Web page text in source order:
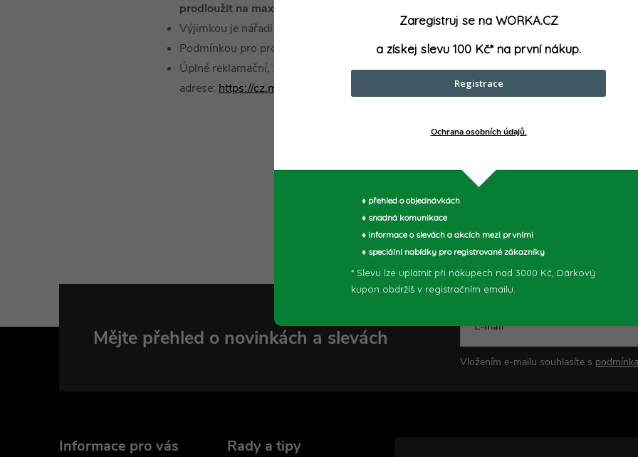
prodloužit na maximálně 2 roky.
Výjimkou je nářadí MX FUEL™ tools, na které lze záruku prodloužit z 1 roku na maximálně 2
Podmínkou pro prodloužení záruky je registrace produktu do 30 dnů od data koupě na
Úplné reklamační, záruční či další podmínky této akce, a to včetně registrace, naleznete na
adrese: https://cz.milwaukeetool.eu/service/
PŘEDCHOZÍ ČLÁNEK
Mějte přehled o novinkách a slevách E-mail
Vložením e-mailu souhlasíte s
Informace pro vás Rady a tipy
Zaregistruj se na WORKA.CZ
a získej slevu 100 Kč* na první nákup.
Registrace
Ochrana osobních údajů.
♦ přehled o objednávkách
♦ snadná komunikace
♦ informace o slevách a akcích mezi prvními
♦ speciální nabídky pro registrované zákazníky
* Slevu lze uplatnit při nákupech nad 3000 Kč, Dárkový
kupon obdržíš v registračním emailu.